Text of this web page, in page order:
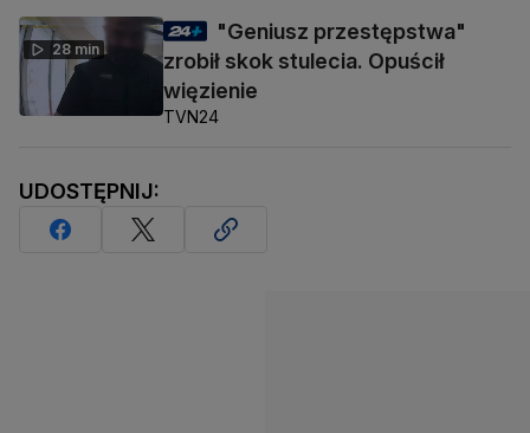
28 min
"Geniusz przestępstwa"
zrobił skok stulecia. Opuścił
więzienie
TVN24
UDOSTĘPNIJ: